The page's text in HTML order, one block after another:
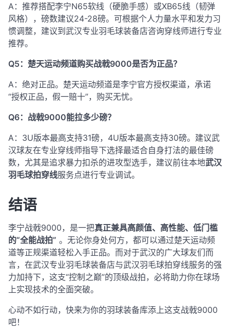
A：推荐搭配李宁N65软线（硬脆手感）或XB65线（韧弹
风格），磅数建议24-28磅。可根据个人力量水平和发力习
惯调整，建议到武汉专业羽毛球装备店咨询穿线师进行专业
推荐。
Q5：楚天运动频道购买战戟9000是否为正品？
A：绝对正品。楚天运动频道是李宁官方授权渠道，承诺
“授权正品，假一赔十”，购买无忧。
Q6：战戟9000能拉多少磅？
A：3U版本最高支持31磅，4U版本最高支持30磅。建议武
汉球友在专业穿线师指导下选择最适合自身打法的最佳磅
数，尤其是追求暴力扣杀的进攻型选手，建议前往本地武汉
羽毛球拍穿线服务点进行专业调试。
结语
李宁战戟9000，是一把真正兼具高颜值、高性能、低门槛
的“全能战拍” 。无论你身处何方，都可以通过楚天运动频
道等正规渠道轻松入手正品。而对于武汉的广大球友们而
言，在武汉专业羽毛球装备店与武汉羽毛球拍穿线服务的强
力加持下，这支“控制之巅”的顶级战拍，必将助力你在球场
上实现技术的全面突破。
心动不如行动，快来为你的羽球装备库添上这支战戟9000
吧！